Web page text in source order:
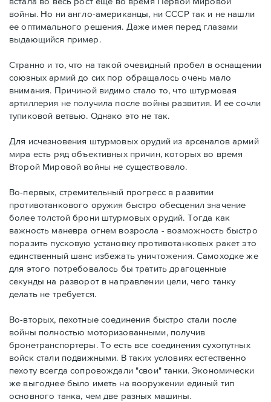
войны. Но ни англо-американцы, ни СССР так и не нашли
ее оптимального решения. Даже имея перед глазами
выдающийся пример.
Странно и то, что на такой очевидный пробел в оснащении
союзных армий до сих пор обращалось очень мало
внимания. Причиной видимо стало то, что штурмовая
артиллерия не получила после войны развития. И ее сочли
тупиковой ветвью. Однако это не так.
Для исчезновения штурмовых орудий из арсеналов армий
мира есть ряд объективных причин, которых во время
Второй Мировой войны не существовало.
Во-первых, стремительный прогресс в развитии
противотанкового оружия быстро обесценил значение
более толстой брони штурмовых орудий. Тогда как
важность маневра огнем возросла - возможность быстро
поразить пусковую установку противотанковых ракет это
единственный шанс избежать уничтожения. Самоходке же
для этого потребовалось бы тратить драгоценные
секунды на разворот в направлении цели, чего танку
делать не требуется.
Во-вторых, пехотные соединения быстро стали после
войны полностью моторизованными, получив
бронетранспортеры. То есть все соединения сухопутных
войск стали подвижными. В таких условиях естественно
пехоту всегда сопровождали "свои" танки. Экономически
же выгоднее было иметь на вооружении единый тип
основного танка, чем две разных машины.